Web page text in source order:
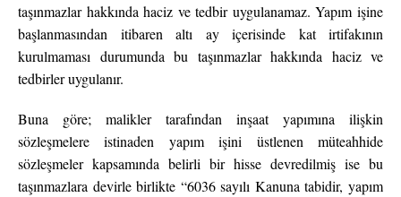
taşınmazlar hakkında haciz ve tedbir uygulanamaz. Yapım işine
başlanmasından itibaren altı ay içerisinde kat irtifakının
kurulmaması durumunda bu taşınmazlar hakkında haciz ve
tedbirler uygulanır.
Buna göre; malikler tarafından inşaat yapımına ilişkin
sözleşmelere istinaden yapım işini üstlenen müteahhide
sözleşmeler kapsamında belirli bir hisse devredilmiş ise bu
taşınmazlara devirle birlikte “6036 sayılı Kanuna tabidir, yapım